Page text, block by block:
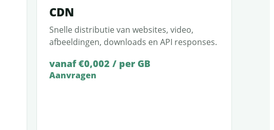
CDN
Snelle distributie van websites, video,
afbeeldingen, downloads en API responses.
vanaf €0,002 / per GB
Aanvragen